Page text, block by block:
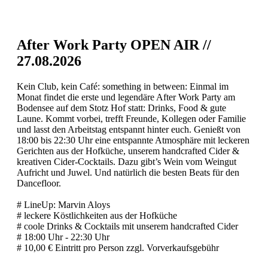
After Work Party OPEN AIR //
27.08.2026
Kein Club, kein Café: something in between: Einmal im
Monat findet die erste und legendäre After Work Party am
Bodensee auf dem Stotz Hof statt: Drinks, Food & gute
Laune. Kommt vorbei, trefft Freunde, Kollegen oder Familie
und lasst den Arbeitstag entspannt hinter euch. Genießt von
18:00 bis 22:30 Uhr eine entspannte Atmosphäre mit leckeren
Gerichten aus der Hofküche, unserem handcrafted Cider &
kreativen Cider-Cocktails. Dazu gibt’s Wein vom Weingut
Aufricht und Juwel. Und natürlich die besten Beats für den
Dancefloor.
# LineUp: Marvin Aloys
# leckere Köstlichkeiten aus der Hofküche
# coole Drinks & Cocktails mit unserem handcrafted Cider
# 18:00 Uhr - 22:30 Uhr
# 10,00 € Eintritt pro Person zzgl. Vorverkaufsgebühr